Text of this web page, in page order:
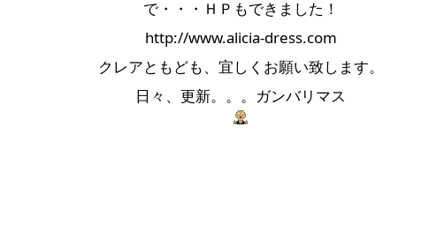
で・・・ＨＰもできました！
http://www.alicia-dress.com
クレアともども、宜しくお願い致します。
日々、更新。。。ガンバリマス